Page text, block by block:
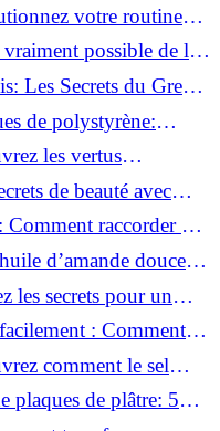
votre routine
possible de les
Les Secrets du Green
de polystyrène:
effort !
les vertus
coco!de beauté avec
raccorder un
d’amande douce :
les secrets pour un
: Comment
clin d'œil !
comment le sel
plaques de plâtre: 5
les fissures!